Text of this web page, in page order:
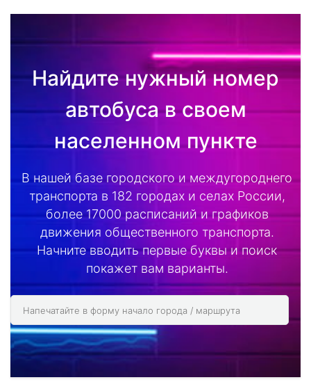
Найдите нужный номер
автобуса в своем
населенном пункте
В нашей базе городского и междугороднего
транспорта в 182 городах и селах России,
более 17000 расписаний и графиков
движения общественного транспорта.
Начните вводить первые буквы и поиск
покажет вам варианты.